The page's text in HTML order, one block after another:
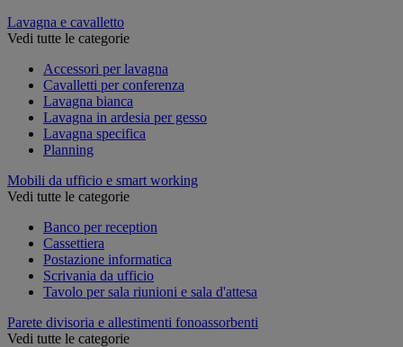
Lavagna e cavalletto
Vedi tutte le categorie
Accessori per lavagna
Cavalletti per conferenza
Lavagna bianca
Lavagna in ardesia per gesso
Lavagna specifica
Planning
Mobili da ufficio e smart working
Vedi tutte le categorie
Banco per reception
Cassettiera
Postazione informatica
Scrivania da ufficio
Tavolo per sala riunioni e sala d'attesa
Parete divisoria e allestimenti fonoassorbenti
Vedi tutte le categorie